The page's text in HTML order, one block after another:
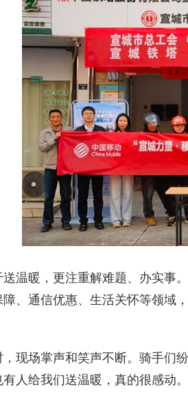
暖，更注重解难题、办实事。
、通信优惠、生活关怀等领域
场掌声和笑声不断。骑手们纷
人给我们送温暖，真的很感动。